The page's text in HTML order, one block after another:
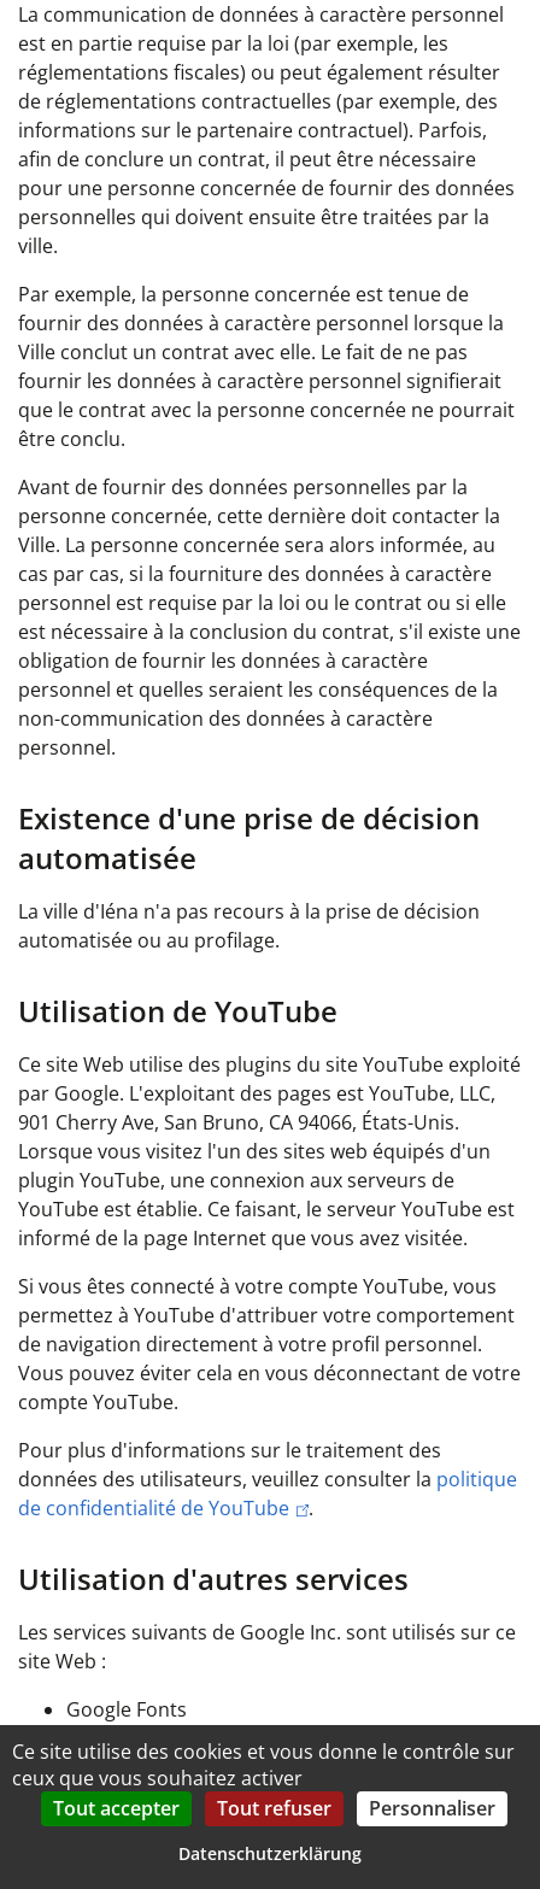
La communication de données à caractère personnel
est en partie requise par la loi (par exemple, les
réglementations fiscales) ou peut également résulter
de réglementations contractuelles (par exemple, des
informations sur le partenaire contractuel). Parfois,
afin de conclure un contrat, il peut être nécessaire
pour une personne concernée de fournir des données
personnelles qui doivent ensuite être traitées par la
ville.
Par exemple, la personne concernée est tenue de
fournir des données à caractère personnel lorsque la
Ville conclut un contrat avec elle. Le fait de ne pas
fournir les données à caractère personnel signifierait
que le contrat avec la personne concernée ne pourrait
être conclu.
Avant de fournir des données personnelles par la
personne concernée, cette dernière doit contacter la
Ville. La personne concernée sera alors informée, au
cas par cas, si la fourniture des données à caractère
personnel est requise par la loi ou le contrat ou si elle
est nécessaire à la conclusion du contrat, s'il existe une
obligation de fournir les données à caractère
personnel et quelles seraient les conséquences de la
non-communication des données à caractère
personnel.
Existence d'une prise de décision
automatisée
La ville d'Iéna n'a pas recours à la prise de décision
automatisée ou au profilage.
Utilisation de YouTube
Ce site Web utilise des plugins du site YouTube exploité
par Google. L'exploitant des pages est YouTube, LLC,
901 Cherry Ave, San Bruno, CA 94066, États-Unis.
Lorsque vous visitez l'un des sites web équipés d'un
plugin YouTube, une connexion aux serveurs de
YouTube est établie. Ce faisant, le serveur YouTube est
informé de la page Internet que vous avez visitée.
Si vous êtes connecté à votre compte YouTube, vous
permettez à YouTube d'attribuer votre comportement
de navigation directement à votre profil personnel.
Vous pouvez éviter cela en vous déconnectant de votre
compte YouTube.
Pour plus d'informations sur le traitement des
données des utilisateurs, veuillez consulter la politique
de confidentialité de YouTube
.
Utilisation d'autres services
Les services suivants de Google Inc. sont utilisés sur ce
site Web :
Google Fonts
Google Translate (traducteur de sites web)
Le reCAPTCHA de Google
De plus amples informations et la politique de
confidentialité applicable de Google Inc. sont
Ce site utilise des cookies et vous donne le contrôle sur
ceux que vous souhaitez activer
Tout accepter
Tout refuser Personnaliser
Datenschutzerklärung